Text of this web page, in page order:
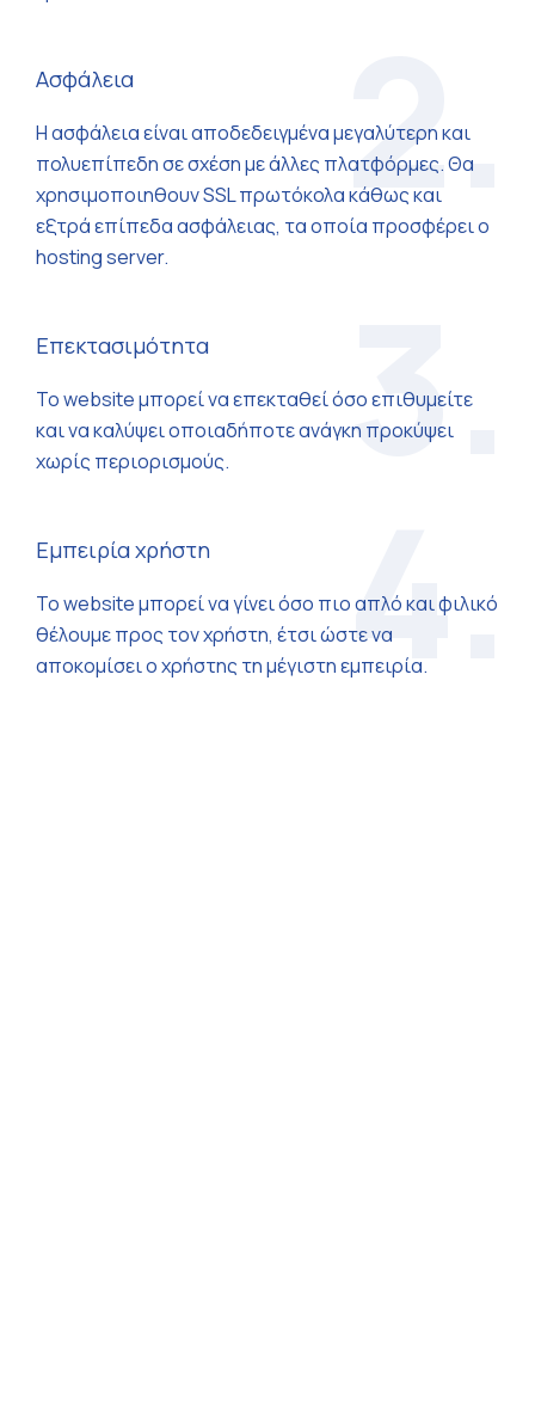
2.
Ασφάλεια
Η ασφάλεια είναι αποδεδειγµένα µεγαλύτερη και
πολυεπίπεδη σε σχέση µε άλλες πλατφόρµες. Θα
χρησιµοποιηθουν SSL πρωτόκολα κάθως και
εξτρά επίπεδα ασφάλειας, τα οποία προσφέρει ο
hosting server.
3.
Επεκτασιμότητα
Το website µπορεί να επεκταθεί όσο επιθυµείτε
και να καλύψει οποιαδήποτε ανάγκη προκύψει
χωρίς περιορισµούς.
4.
Εμπειρία χρήστη
To website µπορεί να γίνει όσο πιο απλό και φιλικό
θέλουµε προς τον χρήστη, έτσι ώστε να
αποκοµίσει ο χρήστης τη µέγιστη εµπειρία.